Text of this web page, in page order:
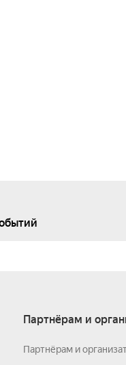
Партнёрам и
Партнёрам и